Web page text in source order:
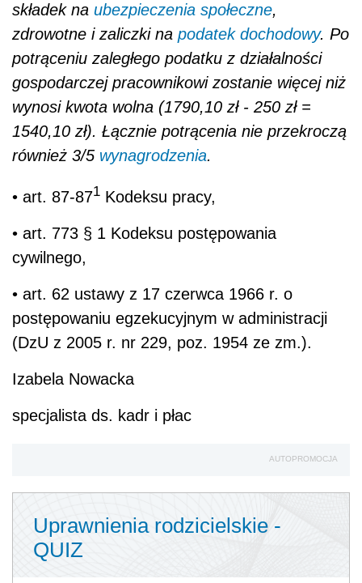
składek na ubezpieczenia społeczne,
zdrowotne i zaliczki na podatek dochodowy. Po
potrąceniu zaległego podatku z działalności
gospodarczej pracownikowi zostanie więcej niż
wynosi kwota wolna (1790,10 zł - 250 zł =
1540,10 zł). Łącznie potrącenia nie przekroczą
również 3/5 wynagrodzenia.
• art. 87-871 Kodeksu pracy,
• art. 773 § 1 Kodeksu postępowania
cywilnego,
• art. 62 ustawy z 17 czerwca 1966 r. o
postępowaniu egzekucyjnym w administracji
(DzU z 2005 r. nr 229, poz. 1954 ze zm.).
Izabela Nowacka
specjalista ds. kadr i płac
AUTOPROMOCJA
Uprawnienia rodzicielskie -
QUIZ